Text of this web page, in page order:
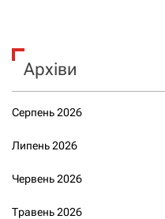
Архіви
Серпень 2026
Липень 2026
Червень 2026
Травень 2026